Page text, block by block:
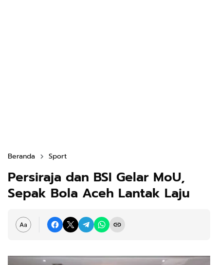
Beranda Sport
Persiraja dan BSI Gelar MoU,
Sepak Bola Aceh Lantak Laju